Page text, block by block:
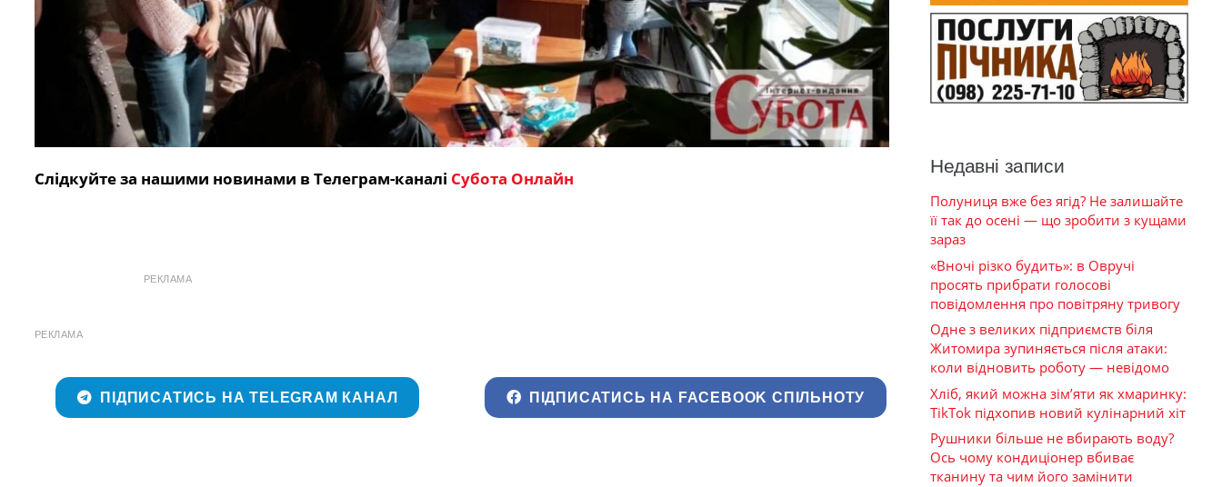
Слідкуйте за нашими новинами в Телеграм-каналі Субота Онлайн
РЕКЛАМА
РЕКЛАМА
ПІДПИСАТИСЬ НА TELEGRAM КАНАЛ ПІДПИСАТИСЬ НА FACEBOOK СПІЛЬНОТУ
Недавні записи
Полуниця вже без ягід? Не залишайте
її так до осені — що зробити з кущами
зараз
«Вночі різко будить»: в Овручі
просять прибрати голосові
повідомлення про повітряну тривогу
Одне з великих підприємств біля
Житомира зупиняється після атаки:
коли відновить роботу — невідомо
Хліб, який можна зім’яти як хмаринку:
TikTok підхопив новий кулінарний хіт
Рушники більше не вбирають воду?
Ось чому кондиціонер вбиває
тканину та чим його замінити